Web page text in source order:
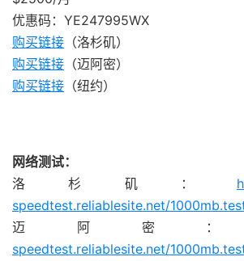
优惠码：YE247995WX
购买链接 （洛杉矶）
购买链接 （迈阿密）
购买链接 （纽约）
网络测试：
洛杉矶：
speedtest.reliablesite.net/
迈阿密
speedtest.reliablesite.net/